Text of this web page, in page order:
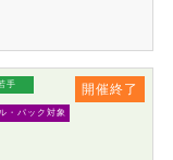
開催終了
手
・パック対象